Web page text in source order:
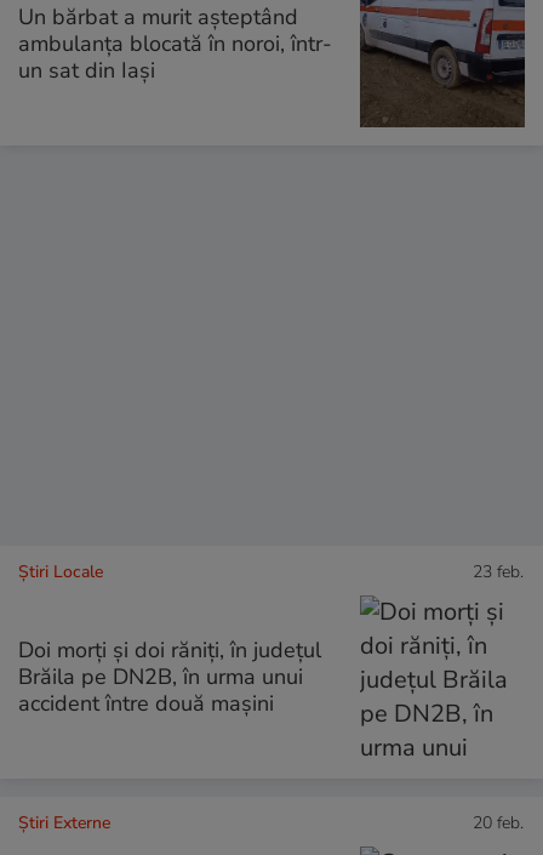
Un bărbat a murit așteptând
ambulanța blocată în noroi, într-
un sat din Iași
Știri Locale 23 feb.
Doi morţi şi doi răniţi, în județul
Brăila pe DN2B, în urma unui
accident între două mașini
Știri Externe 20 feb.